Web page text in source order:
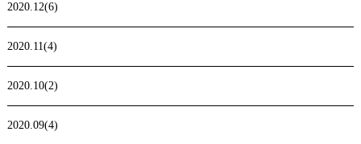
2020.12(6)
2020.11(4)
2020.10(2)
2020.09(4)